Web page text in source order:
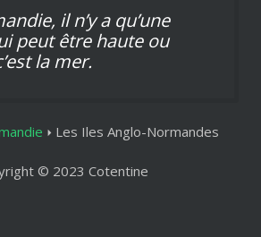
il n’y a qu’une
peut être haute ou
la mer.
Les Iles Anglo-Normandes
© 2023 Cotentine